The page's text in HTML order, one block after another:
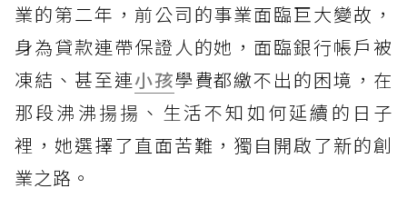
業的第二年，前公司的事業面臨巨大變故，
身為貸款連帶保證人的她，面臨銀行帳戶被
凍結、甚至連小孩學費都繳不出的困境，在
那段沸沸揚揚、生活不知如何延續的日子
裡，她選擇了直面苦難，獨自開啟了新的創
業之路。